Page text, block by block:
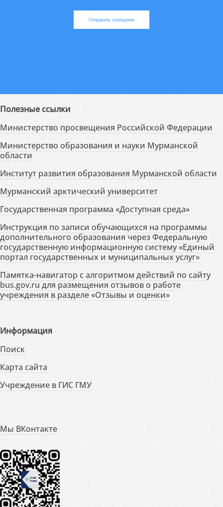
Отправить сообщение
Полезные ссылки
Министерство просвещения Российской Федерации
Министерство образования и науки Мурманской
области
Институт развития образования Мурманской области
Мурманский арктический университет
Государственная программа «Доступная среда»
Инструкция по записи обучающихся на программы
дополнительного образования через Федеральную
государственную информационную систему «Единый
портал государственных и муниципальных услуг»
Памятка-навигатор с алгоритмом действий по сайту
bus.gov.ru для размещения отзывов о работе
учреждения в разделе «Отзывы и оценки»
Информация
Поиск
Карта сайта
Учреждение в ГИС ГМУ
Мы ВКонтакте